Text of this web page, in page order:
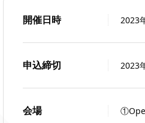
開催日時 2023
申込締切 2023
会場